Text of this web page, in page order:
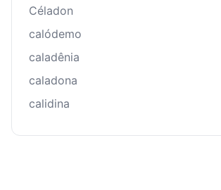
Céladon
calódemo
caladênia
caladona
calidina